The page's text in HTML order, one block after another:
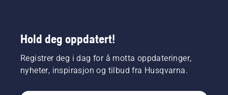
Hold deg oppdatert!
Registrer deg i dag for å motta oppdateringer,
nyheter, inspirasjon og tilbud fra Husqvarna.